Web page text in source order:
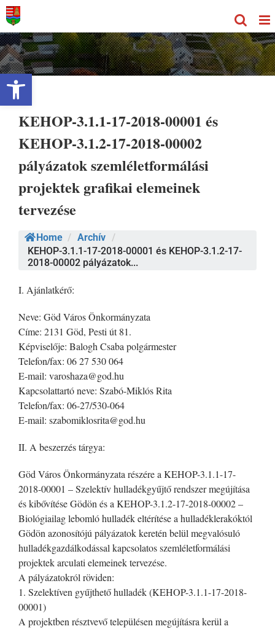
Eszköztár megnyitása
Kihagyás
KEHOP-3.1.1-17-2018-00001 és
KEHOP-3.1.2-17-2018-00002
pályázatok szemléletformálási
projektek grafikai elemeinek
tervezése
Home / Archív /
KEHOP-3.1.1-17-2018-00001 és KEHOP-3.1.2-17-
2018-00002 pályázatok...
I. Ajánlatkérő:
Neve: Göd Város Önkormányzata
Címe: 2131 Göd, Pesti út 81.
Képviselője: Balogh Csaba polgármester
Telefon/fax: 06 27 530 064
E-mail: varoshaza@god.hu
Kapcsolattartó neve: Szabó-Miklós Rita
Telefon/fax: 06-27/530-064
E-mail: szabomiklosrita@god.hu
II. A beszerzés tárgya:
Göd Város Önkormányzata részére a KEHOP-3.1.1-17-
2018-00001 – Szelektív hulladékgyűjtő rendszer megújítása
és kibővítése Gödön és a KEHOP-3.1.2-17-2018-00002 –
Biológiailag lebomló hulladék eltérítése a hulladéklerakóktól
Gödön azonosítójú pályázatok keretén belül megvalósuló
hulladékgazdálkodással kapcsolatos szemléletformálási
projektek arculati elemeinek tervezése.
A pályázatokról röviden:
1. Szelektíven gyűjthető hulladék (KEHOP-3.1.1-17-2018-
00001)
A projektben résztvevő településen megújításra kerül a